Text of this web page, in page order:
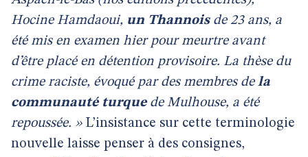
Hocine Hamdaoui, un Thannois de 23 ans, a
été mis en examen hier pour meurtre avant
d’être placé en détention provisoire. La thèse du
crime raciste, évoqué par des membres de la
communauté turque de Mulhouse, a été
repoussée. » L’insistance sur cette terminologie
nouvelle laisse penser à des consignes,